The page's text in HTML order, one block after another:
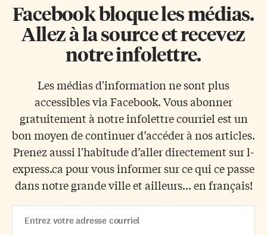
Facebook bloque les médias.
Allez à la source et recevez
notre infolettre.
Les médias d'information ne sont plus
accessibles via Facebook. Vous abonner
gratuitement à notre infolettre courriel est un
bon moyen de continuer d’accéder à nos articles.
Prenez aussi l'habitude d’aller directement sur l-
express.ca pour vous informer sur ce qui ce passe
dans notre grande ville et ailleurs... en français!
Address